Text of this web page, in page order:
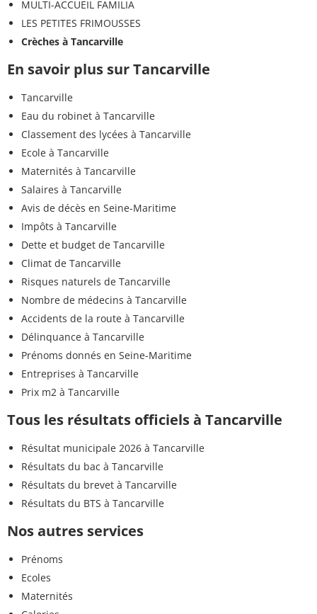
MULTI-ACCUEIL FAMILIA
LES PETITES FRIMOUSSES
Crèches à Tancarville
En savoir plus sur Tancarville
Tancarville
Eau du robinet à Tancarville
Classement des lycées à Tancarville
Ecole à Tancarville
Maternités à Tancarville
Salaires à Tancarville
Avis de décès en Seine-Maritime
Impôts à Tancarville
Dette et budget de Tancarville
Climat de Tancarville
Risques naturels de Tancarville
Nombre de médecins à Tancarville
Accidents de la route à Tancarville
Délinquance à Tancarville
Prénoms donnés en Seine-Maritime
Entreprises à Tancarville
Prix m2 à Tancarville
Tous les résultats officiels à Tancarville
Résultat municipale 2026 à Tancarville
Résultats du bac à Tancarville
Résultats du brevet à Tancarville
Résultats du BTS à Tancarville
Nos autres services
Prénoms
Ecoles
Maternités